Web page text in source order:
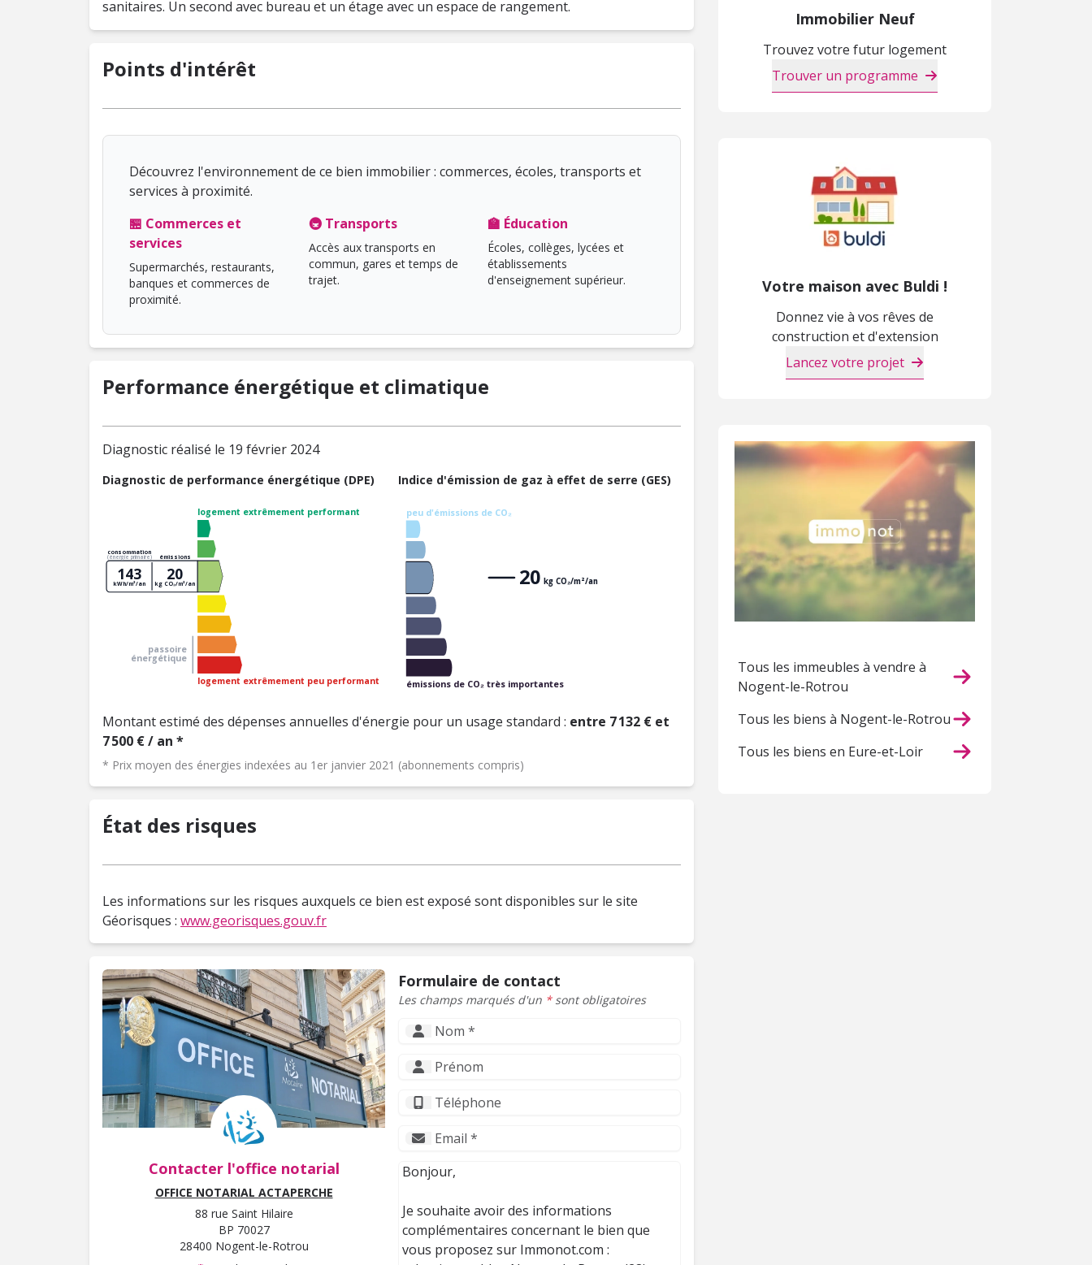
Points d'intérêt
Découvrez l'environnement de ce bien immobilier : commerces, écoles, transports et
services à proximité.
🏪 Commerces et
services
Supermarchés, restaurants,
banques et commerces de
proximité.
🚇 Transports
Accès aux transports en
commun, gares et temps de
trajet.
🏫 Éducation
Écoles, collèges, lycées et
établissements
d'enseignement supérieur.
Performance énergétique et climatique
Diagnostic réalisé le 19 février 2024
Diagnostic de performance énergétique (DPE)
logement extrêmement performant
logement extrêmement peu performant
passoire
énergétique
consommation
(énergie primaire) émissions
143
kWh/m²/an
20
kg CO₂/m²/an
Indice d'émission de gaz à effet de serre (GES)
peu d'émissions de CO₂
émissions de CO₂ très importantes
20 kg CO₂/m²/an
Montant estimé des dépenses annuelles d'énergie pour un usage standard : entre 7 132 € et
7 500 € / an *
* Prix moyen des énergies indexées au 1er janvier 2021 (abonnements compris)
État des risques
Les informations sur les risques auxquels ce bien est exposé sont disponibles sur le site
Géorisques : www.georisques.gouv.fr
Contacter l'office notarial
OFFICE NOTARIAL ACTAPERCHE
88 rue Saint Hilaire
BP 70027
28400 Nogent-le-Rotrou
Formulaire de contact
Les champs marqués d'un *sont obligatoires
Immobilier Neuf
Trouvez votre futur logement
Trouver un programme
Votre maison avec Buldi !
Donnez vie à vos rêves de
construction et d'extension
Lancez votre projet
Tous les immeubles à vendre à
Nogent-le-Rotrou
Tous les biens à Nogent-le-Rotrou
Tous les biens en Eure-et-Loir